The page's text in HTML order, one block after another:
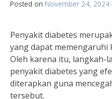
Posted on November 24, 2024
Penyakit diabetes
yang dapat memengaruhi
Oleh karena itu, langkah-
penyakit diabetes yang
diterapkan guna
tersebut.